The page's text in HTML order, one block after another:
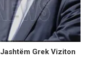
Grek Viziton